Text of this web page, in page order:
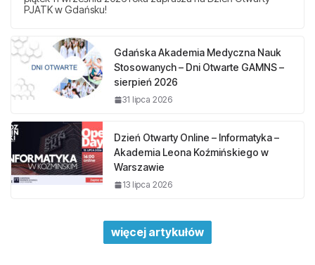
PJATK w Gdańsku!
Gdańska Akademia Medyczna Nauk
Stosowanych – Dni Otwarte GAMNS –
sierpień 2026
31 lipca 2026
Dzień Otwarty Online – Informatyka –
Akademia Leona Koźmińskiego w
Warszawie
13 lipca 2026
więcej artykułów